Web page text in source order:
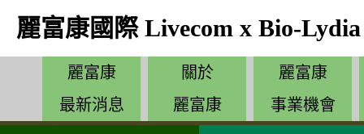
麗富康國際 Livecom x Bio-Lydia
麗富康
最新消息
關於
麗富康
麗富康
事業機會